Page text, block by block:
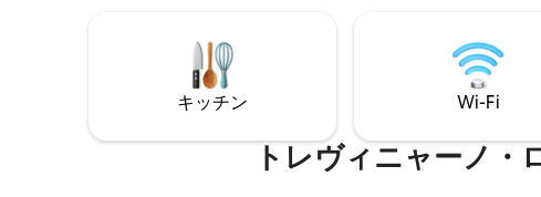
Fiは低速で、ホットスポットが利用可能で
す。また、法律により、お一人様1日あた
り1ユーロの観光税が請求されますのでご
了承ください。電動自転車を借りて、ツ
アーに出かけるのもおすすめです。
わずか1時間の
ノは、趣のあ
元料理を楽し
たくさんある
キッチン Wi-Fi
トレヴィニャーノ